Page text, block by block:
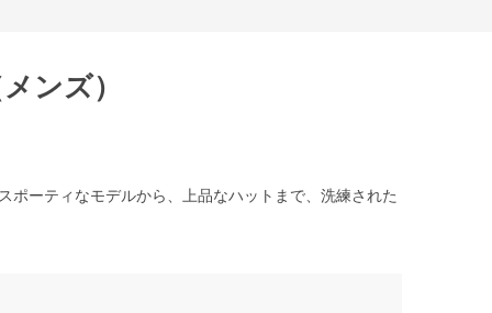
ンズ）
ーティなモデルから、上品なハットまで、洗練された